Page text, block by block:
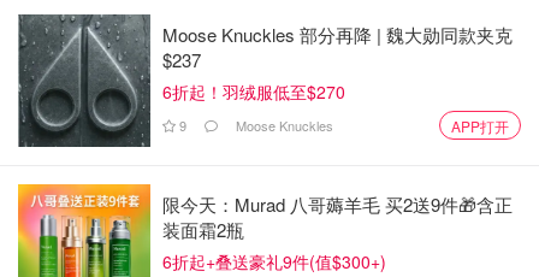
Moose Knuckles 部分再降 | 魏大勋同款夹克
$237
6折起！羽绒服低至$270
9 Moose Knuckles APP打开
限今天：Murad 八哥薅羊毛 买2送9件🎁含正
装面霜2瓶
6折起+叠送豪礼9件(值$300+)